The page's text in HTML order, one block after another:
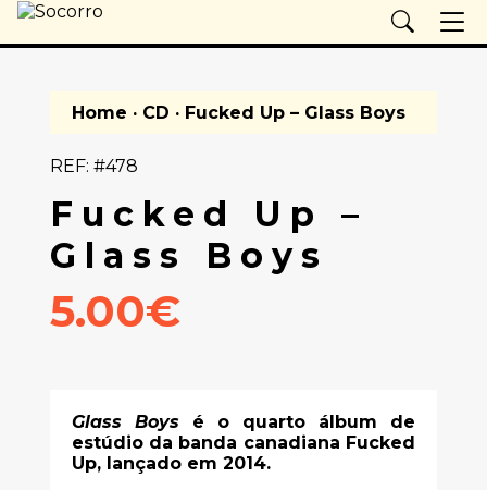
Home · CD · Fucked Up – Glass Boys
REF: #478
Fucked Up –
Glass Boys
5.00€
Glass Boys é o quarto álbum de
estúdio da banda canadiana Fucked
Up, lançado em 2014.